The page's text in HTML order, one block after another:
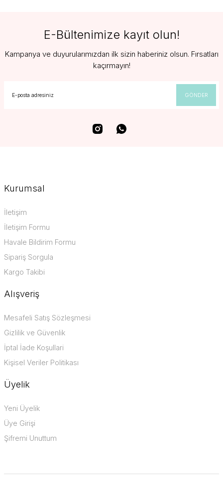
E-Bültenimize kayıt olun!
Kampanya ve duyurularımızdan ilk sizin haberiniz olsun. Fırsatları
kaçırmayın!
GÖNDER
Kurumsal
İletişim
İletişim Formu
Havale Bildirim Formu
Sipariş Sorgula
Kargo Takibi
Alışveriş
Mesafeli Satış Sözleşmesi
Gizlilik ve Güvenlik
İptal İade Koşullari
Kişisel Veriler Politikası
Üyelik
Yeni Üyelik
Üye Girişi
Şifremi Unuttum